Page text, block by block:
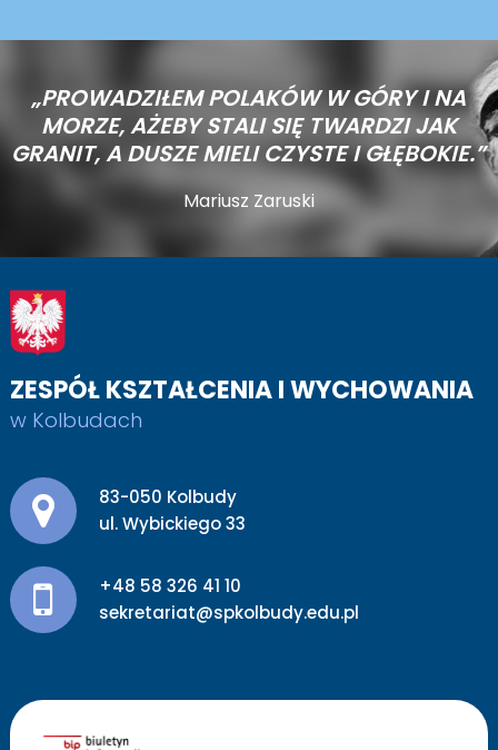
„PROWADZIŁEM POLAKÓW W GÓRY I NA
MORZE,AŻEBY STALI SIĘ TWARDZI JAK
GRANIT, A DUSZE MIELI CZYSTE I GŁĘBOKIE.”
Mariusz Zaruski
ZESPÓŁ KSZTAŁCENIA I WYCHOWANIA
w Kolbudach
Adres pocztowy:
83-050 Kolbudy
ul. Wybickiego 33
+48 58 326 41 10
sekretariat@spkolbudy.edu.pl